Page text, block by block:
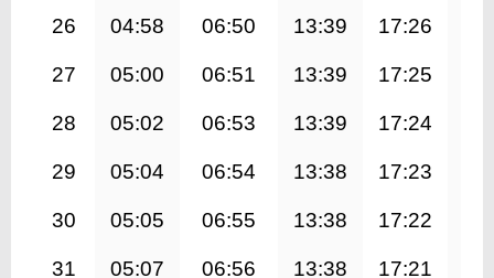
26 04:58 06:50 13:39 17:26
27 05:00 06:51 13:39 17:25
28 05:02 06:53 13:39 17:24
29 05:04 06:54 13:38 17:23
30 05:05 06:55 13:38 17:22
31 05:07 06:56 13:38 17:21